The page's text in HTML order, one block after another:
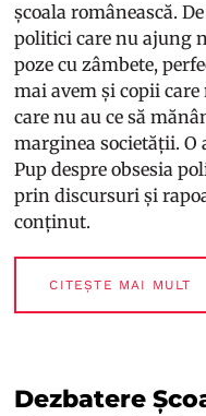
școala românească.
politici care nu ajung
poze cu zâmbete,
mai avem și copii care
care nu au ce să
marginea societății.
Pup despre obsesia
prin discursuri și
conținut.
CITEȘTE MAI MULT
Dezbatere